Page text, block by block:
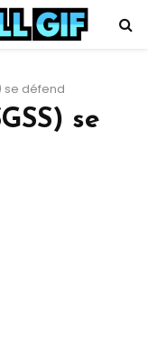
se défend
se